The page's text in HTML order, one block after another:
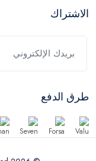
الاشتراك
طرق الدفع